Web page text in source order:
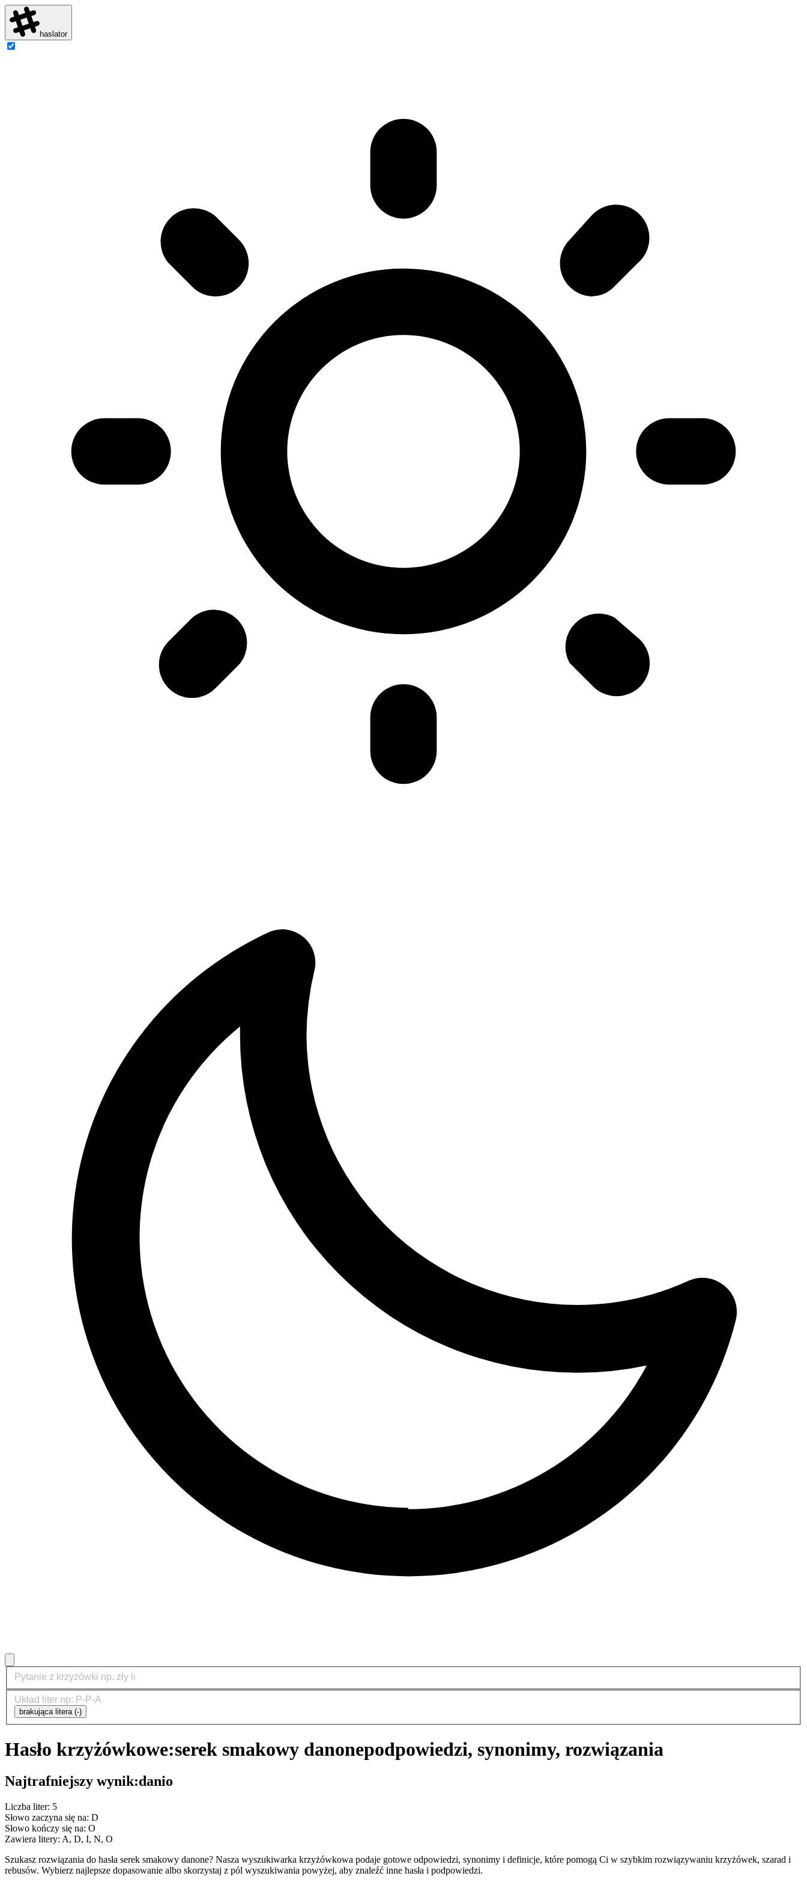
haslator
brakująca litera (-)
Hasło krzyżówkowe:serek smakowy danonepodpowiedzi, synonimy, rozwiązania
Najtrafniejszy wynik:danio
Liczba liter: 5
Słowo zaczyna się na: D
Słowo kończy się na: O
Zawiera litery: A, D, I, N, O
Szukasz rozwiązania do hasła serek smakowy danone? Nasza wyszukiwarka krzyżówkowa podaje gotowe odpowiedzi, synonimy i definicje, które pomogą Ci w szybkim rozwiązywaniu krzyżówek, szarad i
rebusów. Wybierz najlepsze dopasowanie albo skorzystaj z pól wyszukiwania powyżej, aby znaleźć inne hasła i podpowiedzi.